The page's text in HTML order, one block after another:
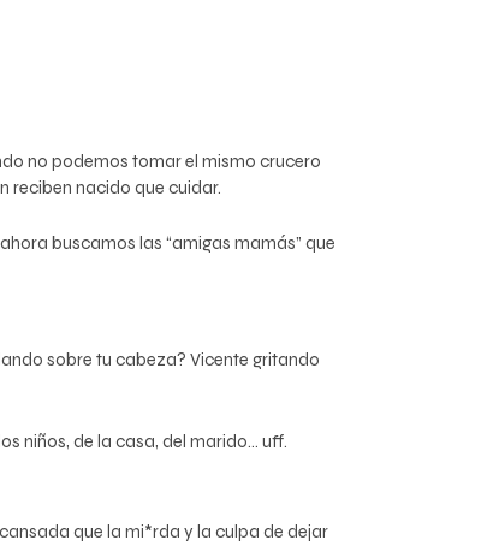
no podemos tomar el mismo crucero
reciben nacido que cuidar.
buscamos las “amigas mamás” que
sobre tu cabeza? Vicente gritando
niños, de la casa, del marido… uff.
que la mi*rda y la culpa de dejar